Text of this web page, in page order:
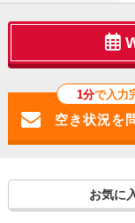
1分で入力
お気に